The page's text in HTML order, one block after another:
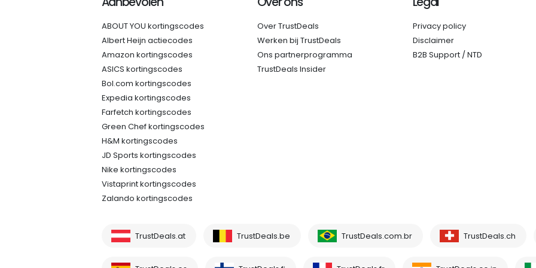
ABOUT YOU kortingscodes
Albert Heijn actiecodes
Amazon kortingscodes
ASICS kortingscodes
Bol.com kortingscodes
Expedia kortingscodes
Farfetch kortingscodes
Green Chef kortingscodes
H&M kortingscodes
JD Sports kortingscodes
Nike kortingscodes
Vistaprint kortingscodes
Zalando kortingscodes
Over TrustDeals
Werken bij TrustDeals
Ons partnerprogramma
TrustDeals Insider
Privacy policy
Disclaimer
B2B Support / NTD
TrustDeals.at TrustDeals.be TrustDeals.com.br TrustDeals.ch